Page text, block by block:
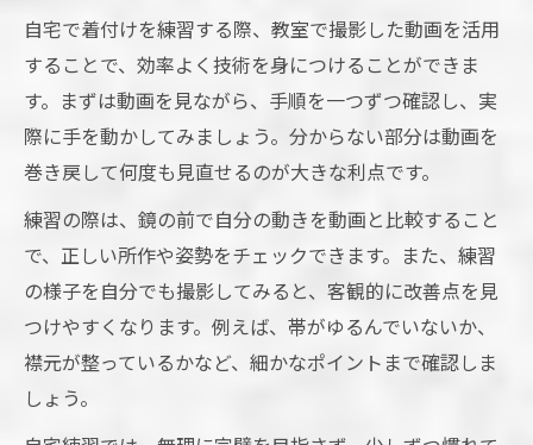
自宅で着付けを練習する際、教室で撮影した動画を活用
することで、効率よく技術を身につけることができま
す。まずは動画を見ながら、手順を一つずつ確認し、実
際に手を動かしてみましょう。分からない部分は動画を
巻き戻して何度も見直せるのが大きな利点です。
練習の際は、鏡の前で自分の動きを動画と比較すること
で、正しい所作や姿勢をチェックできます。また、練習
の様子を自分でも撮影してみると、客観的に改善点を見
つけやすくなります。例えば、帯がゆるんでいないか、
襟元が整っているかなど、細かなポイントまで確認しま
しょう。